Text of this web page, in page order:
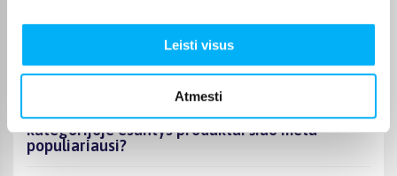
Leisti visus
Atmesti
DUK
Kokie Label.m Plaukų formavimo priemonės
kategorijoje esantys produktai šiuo metu
populiariausi?